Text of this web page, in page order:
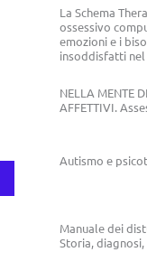
La Schema
ossessivo
emozioni e i
insoddisfatti nel
NELLA MENTE
AFFETTIVI.
Autismo e
Manuale dei
Storia,